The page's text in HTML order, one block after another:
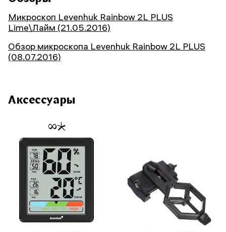
Микроскоп Levenhuk Rainbow 2L PLUS
Lime\Лайм (21.05.2016)
Обзор микроскопа Levenhuk Rainbow 2L PLUS
(08.07.2016)
Аксессуары